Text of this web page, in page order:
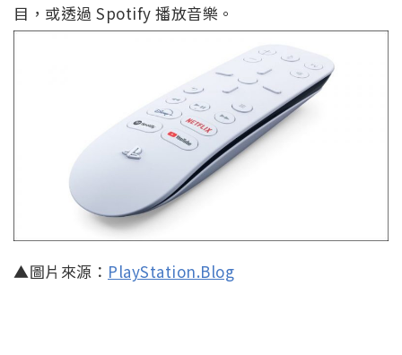
目，或透過 Spotify 播放音樂。
▲圖片來源： PlayStation.Blog